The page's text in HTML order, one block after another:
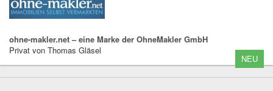
ohne-makler.net – eine Marke der OhneMakler GmbH
Privat von Thomas Gläsel
NEU